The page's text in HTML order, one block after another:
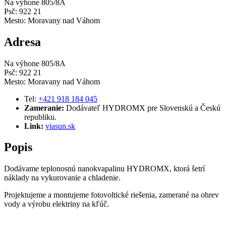
Na výhone 805/8A
Psč: 922 21
Mesto: Moravany nad Váhom
Adresa
Na výhone 805/8A
Psč: 922 21
Mesto: Moravany nad Váhom
Tel: +421 918 184 045
Zameranie: Dodávateľ HYDROMX pre Slovenskú a Českú
republiku.
Link: viasun.sk
Popis
Dodávame teplonosnú nanokvapalinu HYDROMX, ktorá šetrí
náklady na vykurovanie a chladenie.
Projektujeme a montujeme fotovoltické riešenia, zamerané na ohrev
vody a výrobu elektriny na kľúč.